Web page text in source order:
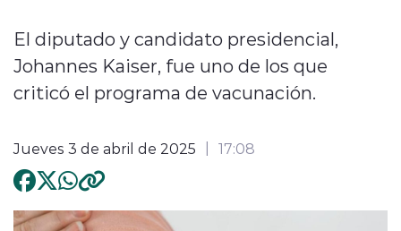
El diputado y candidato presidencial,
Johannes Kaiser, fue uno de los que
criticó el programa de vacunación.
Jueves 3 de abril de 2025 17:08